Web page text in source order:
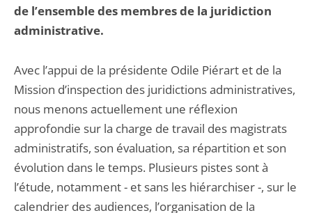
de l’ensemble des membres de la juridiction
administrative.
Avec l’appui de la présidente Odile Piérart et de la
Mission d’inspection des juridictions administratives,
nous menons actuellement une réflexion
approfondie sur la charge de travail des magistrats
administratifs, son évaluation, sa répartition et son
évolution dans le temps. Plusieurs pistes sont à
l’étude, notamment - et sans les hiérarchiser -, sur le
calendrier des audiences, l’organisation de la